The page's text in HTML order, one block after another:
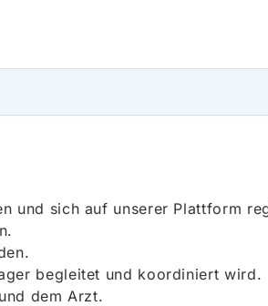
und sich auf unserer Plattform
begleitet und koordiniert wird.
dem Arzt.